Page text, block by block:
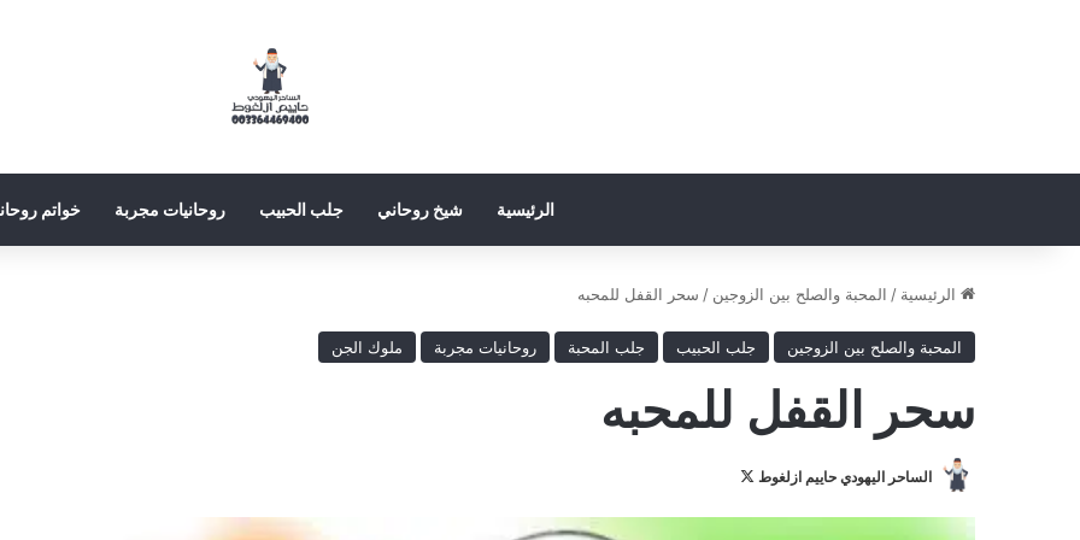
الرئيسية شيخ روحاني جلب الحبيب روحانيات مجربة خواتم
الرئيسية / المحبة والصلح بين الزوجين / سحر القفل للمحبه
المحبة والصلح بين الزوجين جلب الحبيب جلب المحبة روحانيات مجربة ملوك الجن
سحر القفل للمحبه
الساحر اليهودي حاييم ازلغوط